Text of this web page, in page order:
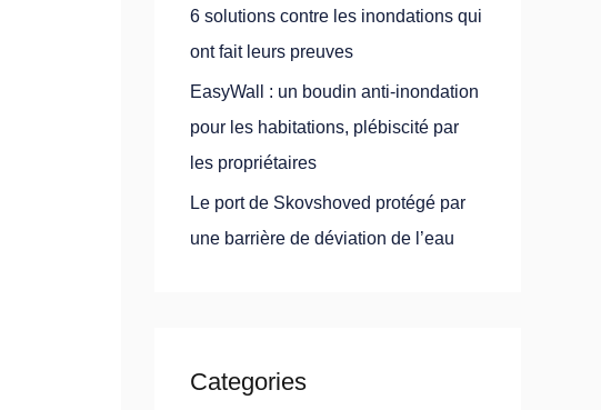
:6 solutions contre les inondations qui
ont fait leurs preuves
EasyWall : un boudin anti-inondation
pour les habitations, plébiscité par
les propriétaires
Le port de Skovshoved protégé par
une barrière de déviation de l’eau
Categories